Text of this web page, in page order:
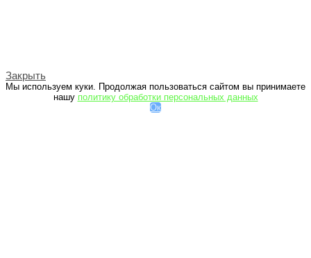
Закрыть
Мы используем куки. Продолжая пользоваться сайтом вы принимаете
нашу политику обработки персональных данных
Ок